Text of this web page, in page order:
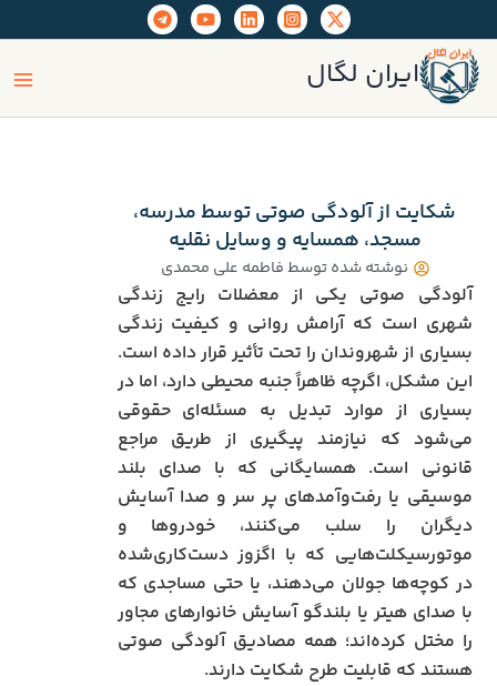
به
محتوا
ایران لگال
شکایت از آلودگی صوتی توسط مدرسه،
مسجد، همسایه و وسایل نقلیه
نوشته شده توسطفاطمه علی محمدی
آلودگی صوتی یکی از معضلات رایج زندگی
شهری است که آرامش روانی و کیفیت زندگی
بسیاری از شهروندان را تحت تأثیر قرار داده است.
این مشکل، اگرچه ظاهراً جنبه محیطی دارد، اما در
بسیاری از موارد تبدیل به مسئله‌ای حقوقی
می‌شود که نیازمند پیگیری از طریق مراجع
قانونی است. همسایگانی که با صدای بلند
موسیقی یا رفت‌وآمدهای پر سر و صدا آسایش
دیگران را سلب می‌کنند، خودروها و
موتورسیکلت‌هایی که با اگزوز دست‌کاری‌شده
در کوچه‌ها جولان می‌دهند، یا حتی مساجدی که
با صدای هیتر یا بلندگو آسایش خانوارهای مجاور
را مختل کرده‌اند؛ همه مصادیق آلودگی صوتی
هستند که قابلیت طرح شکایت دارند.